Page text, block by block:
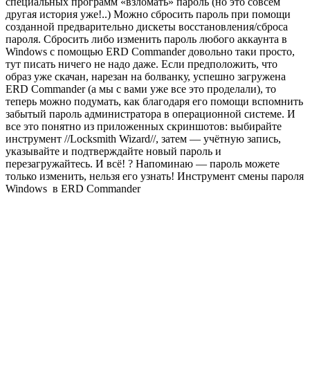
другая история уже!..) Можно сбросить пароль при помощи
созданной предварительно дискеты восстановления/сброса
пароля. Сбросить либо изменить пароль любого аккаунта в
Windows с помощью ERD Commander довольно таки просто,
тут писать ничего не надо даже. Если предположить, что
образ уже скачан, нарезан на болванку, успешно загружена
ERD Commander (а мы с вами уже все это проделали), то
теперь можно подумать, как благодаря его помощи вспомнить
забытый пароль администратора в операционной системе. И
все это понятно из приложенных скриншотов: выбирайте
инструмент //Locksmith Wizard//, затем — учётную запись,
указывайте и подтверждайте новый пароль и
перезагружайтесь. И всё! ? Напоминаю — пароль можете
только изменить, нельзя его узнать! Инструмент смены пароля
Windows в ERD Commander